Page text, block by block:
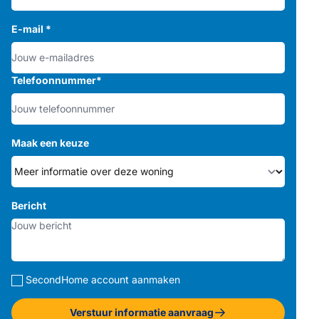
E-mail *
Telefoonnummer*
Maak een keuze
Bericht
SecondHome account aanmaken
Verstuur informatie aanvraag